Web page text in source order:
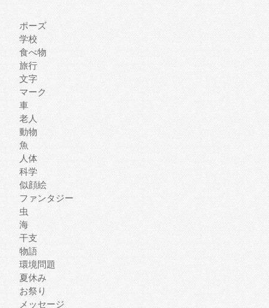
ポーズ
学校
食べ物
旅行
文字
マーク
車
老人
動物
魚
人体
科学
似顔絵
ファンタジー
虫
海
干支
物語
環境問題
夏休み
お祭り
メッセージ